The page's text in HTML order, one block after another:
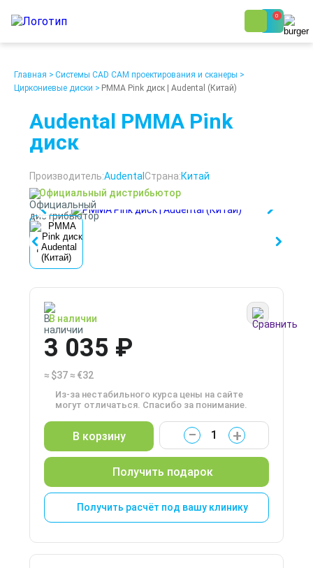
0
Ежедневно с 9:00 до 19:00
О компании
Доставка
Кредит/Лизинг
Проект клиники
Возврат
Наши клиенты
Контакты
Главная > Системы CAD CAM проектирования и сканеры >
Циркониевые диски > PMMA Pink диск | Audental (Китай)
Audental PMMA Pink
диск
Производитель:Audental Страна:Китай
Официальный дистрибьютор
В наличии
3 035 ₽
≈ $37≈ €32
Из-за нестабильного курса цены на сайте
могут отличаться. Спасибо за понимание.
В корзину − +
Получить подарок
Получить расчёт под вашу клинику